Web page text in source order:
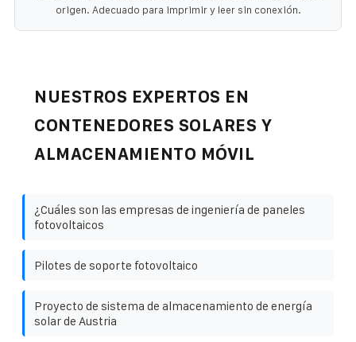
origen. Adecuado para imprimir y leer sin conexión.
NUESTROS EXPERTOS EN
CONTENEDORES SOLARES Y
ALMACENAMIENTO MÓVIL
¿Cuáles son las empresas de ingeniería de paneles
fotovoltaicos
Pilotes de soporte fotovoltaico
Proyecto de sistema de almacenamiento de energía
solar de Austria